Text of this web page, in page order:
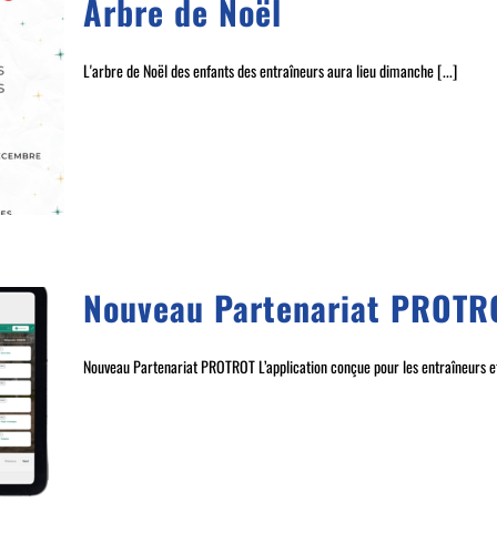
Arbre de Noël
L'arbre de Noël des enfants des entraîneurs aura lieu dimanche [...]
Nouveau Partenariat
Nouveau Partenariat PROTROT L’application conçue pour les entraîneurs